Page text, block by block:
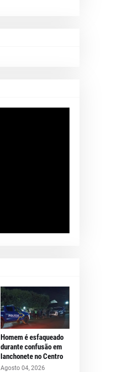
Homem é esfaqueado
durante confusão em
lanchonete no Centro
Agosto 04, 2026